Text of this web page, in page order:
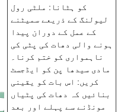
کو ہٹانا: ملٹی رول
لیولنگ کے ذریعے سمیٹنے
کے عمل کے دوران پیدا
ہونے والی دھات کی پٹی کی
ناہمواری کو ختم کرنا۔
مادی سیدھا پن کو ایڈجسٹ
کریں: اس بات کو یقینی
بنائیں کہ دھات کی پٹیاں
مونڈنے سے پہلے اور بعد